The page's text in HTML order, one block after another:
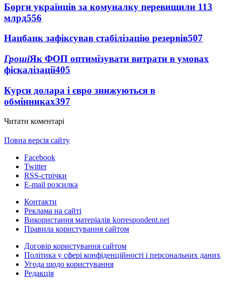
Борги українців за комуналку перевищили 113
млрд556
Нацбанк зафіксував стабілізацію резервів507
ГрошіЯк ФОП оптимізувати витрати в умовах
фіскалізації405
Курси долара і євро знижуються в
обмінниках397
Читати коментарі
Повна версія сайту
Facebook
Twitter
RSS-стрічки
E-mail розсилка
Контакти
Реклама на сайті
Використання матеріалів korrespondent.net
Правила користування сайтом
Договір користування сайтом
Політика у сфері конфіденційності і персональних даних
Угода щодо користування
Редакція